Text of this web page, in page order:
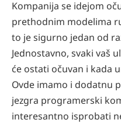
Kompanija se idejom
prethodnim modelima
to je sigurno jedan od
Jednostavno, svaki vaš
će ostati očuvan i kada
Ovde imamo i dodatnu
jezgra programerski
interesantno isprobati